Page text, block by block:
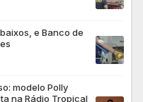
e Banco de
modelo Polly
na Rádio Tropical